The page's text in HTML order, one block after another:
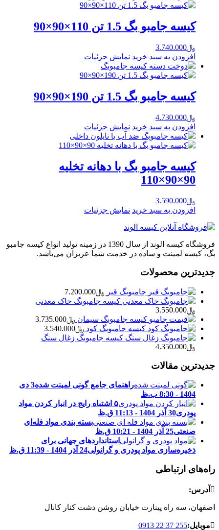
کیسه جامبو بگ 1.5 تن 110×90×90
﷼3.740.000
افزودن به سبد خرید نمایش جزئیات
کیسه جامبو بگ 1.5 تن 190×90×90
﷼4.730.000
افزودن به سبد خرید نمایش جزئیات
کیسه جامبو بگ با دهانه تخلیه
90×90×110
﷼3.590.000
افزودن به سبد خرید نمایش جزئیات
فروشگاه کیسه الوند از سال 1390 در زمینه تولید انواع کیسه جامبو
بگ، کیسه لمینت و ساده در خدمت شما عزیزان می‌باشد.
جدیدترین محصولات
جامبوبگ قیر ﷼7.200.000
کیسه جامبوبگ خاک معدنی
﷼3.550.000
کیسه جامبوبگ سیمان ﷼3.735.000
کیسه جامبوبگ کود ﷼3.540.000
کیسه جامبوبگ زغال سنگ
﷼4.350.000
جدیدترین مقالات
راهنمای جامع گونی لمینت شده
3 دی
1404 - 8:30 ب.ظ
۵ اشتباه رایج در انبار کردن مواد
پودری30 آذر 1404 - 11:13 ق.ظ
بسته ‌بندی مواد فله‌ای
صنعتی25 آذر 1404 - 10:21 ق.ظ
استانداردهای جهانی برای
ذخیره‌سازی مواد پودری و گرانولی24 آذر 1404 - 11:39 ق.ظ
راه‌های ارتباطی
 آدرس:
اصفهان، سه راه پینارت خیابان روشن دشت کنار کانال
موبایل:0913 22 37 255